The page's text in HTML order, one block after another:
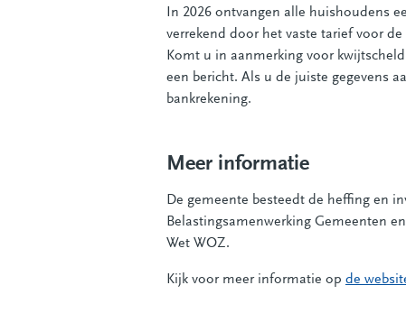
In 2026 ontvangen alle huishoudens
verrekend door het vaste tarief voor
Komt u in aanmerking voor
een bericht. Als u de juiste gegevens
bankrekening.
Meer informatie
De gemeente besteedt de heffing en
Belastingsamenwerking Gemeenten
Wet WOZ.
Kijk voor meer informatie op de